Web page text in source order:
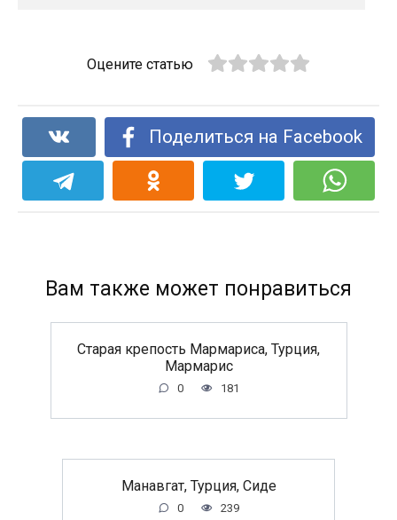
Оцените статью
Поделиться на Facebook
Вам также может понравиться
Старая крепость Мармариса, Турция,
Мармарис
0 181
Манавгат, Турция, Сиде
0 239